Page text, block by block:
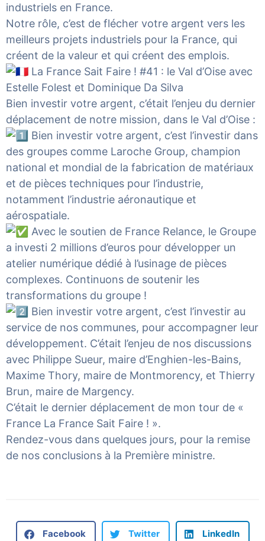
industriels en France.
Notre rôle, c’est de flécher votre argent vers les
meilleurs projets industriels pour la France, qui
créent de la valeur et qui créent des emplois.
La France Sait Faire ! #41 : le Val d’Oise avec
Estelle Folest et Dominique Da Silva
Bien investir votre argent, c’était l’enjeu du dernier
déplacement de notre mission, dans le Val d’Oise :
Bien investir votre argent, c’est l’investir dans
des groupes comme Laroche Group, champion
national et mondial de la fabrication de matériaux
et de pièces techniques pour l’industrie,
notamment l’industrie aéronautique et
aérospatiale.
Avec le soutien de France Relance, le Groupe
a investi 2 millions d’euros pour développer un
atelier numérique dédié à l’usinage de pièces
complexes. Continuons de soutenir les
transformations du groupe !
Bien investir votre argent, c’est l’investir au
service de nos communes, pour accompagner leur
développement. C’était l’enjeu de nos discussions
avec Philippe Sueur, maire d’Enghien-les-Bains,
Maxime Thory, maire de Montmorency, et Thierry
Brun, maire de Margency.
C’était le dernier déplacement de mon tour de «
France La France Sait Faire ! ».
Rendez-vous dans quelques jours, pour la remise
de nos conclusions à la Première ministre.
Facebook Twitter LinkedIn